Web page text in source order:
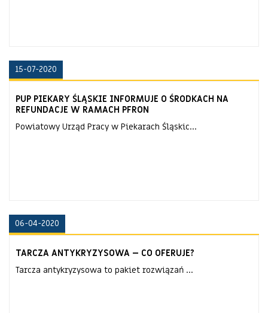
15-07-2020
PUP PIEKARY ŚLĄSKIE INFORMUJE O ŚRODKACH NA
REFUNDACJE W RAMACH PFRON
Powiatowy Urząd Pracy w Piekarach Śląskic...
06-04-2020
TARCZA ANTYKRYZYSOWA – CO OFERUJE?
Tarcza antykryzysowa to pakiet rozwiązań ...